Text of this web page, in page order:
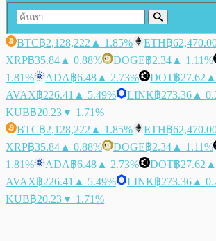
BTC฿2,128,222 ▲ 1.85% ETH฿
XRP฿35.84 ▲ 0.88% DOGE฿2.34 ▲ 1.11%
1.81%
ADA฿6.48 ▲ 2.73% DOT฿27.62
AVAX฿226.41 ▲ 5.49% LINK฿273.36 ▲
KUB฿20.23▼ 1.71%
BTC฿2,128,222 ▲ 1.85% ETH฿
XRP฿35.84 ▲ 0.88% DOGE฿2.34 ▲ 1.11%
1.81%
ADA฿6.48 ▲ 2.73% DOT฿27.62
AVAX฿226.41 ▲ 5.49% LINK฿273.36 ▲
KUB฿20.23▼ 1.71%